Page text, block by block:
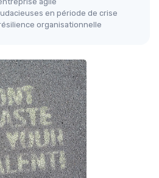
en période de crise
organisationnelle